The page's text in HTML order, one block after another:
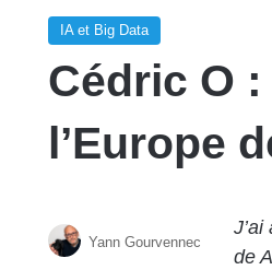
IA et Big Data
Cédric O
l’Europe
de
Yann Gourvennec